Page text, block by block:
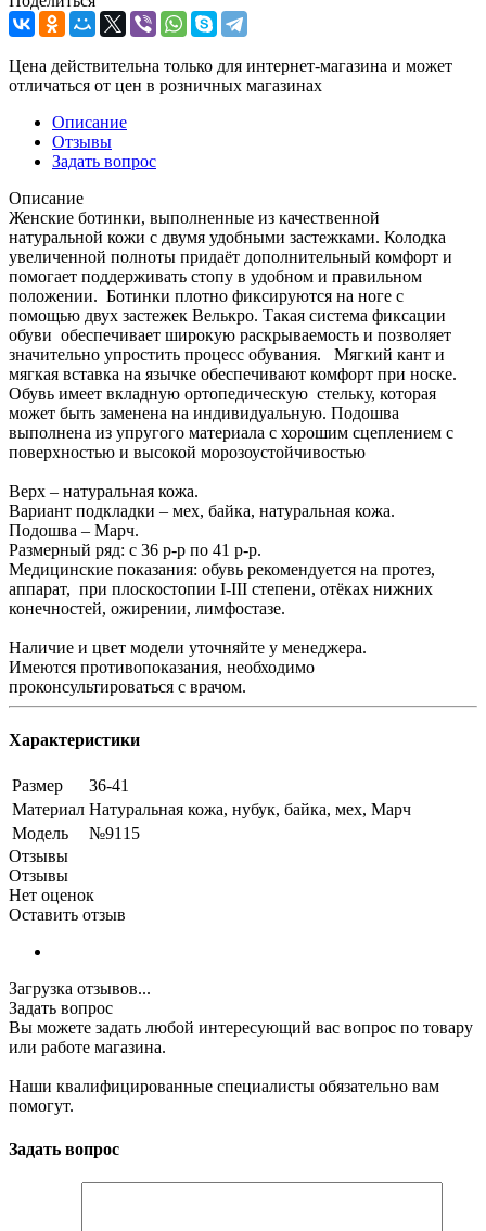
Цена действительна только для интернет-магазина и может
отличаться от цен в розничных магазинах
Описание
Отзывы
Задать вопрос
Описание
Женские ботинки, выполненные из качественной
натуральной кожи с двумя удобными застежками. Колодка
увеличенной полноты придаёт дополнительный комфорт и
помогает поддерживать стопу в удобном и правильном
положении. Ботинки плотно фиксируются на ноге с
помощью двух застежек Велькро. Такая система фиксации
обуви обеспечивает широкую раскрываемость и позволяет
значительно упростить процесс обувания. Мягкий кант и
мягкая вставка на язычке обеспечивают комфорт при носке.
Обувь имеет вкладную ортопедическую стельку, которая
может быть заменена на индивидуальную. Подошва
выполнена из упругого материала с хорошим сцеплением с
поверхностью и высокой морозоустойчивостью
Верх – натуральная кожа.
Вариант подкладки – мех, байка, натуральная кожа.
Подошва – Марч.
Размерный ряд: с 36 р-р по 41 р-р.
Медицинские показания: обувь рекомендуется на протез,
аппарат, при плоскостопии I-III степени, отёках нижних
конечностей, ожирении, лимфостазе.
Наличие и цвет модели уточняйте у менеджера.
Имеются противопоказания, необходимо
проконсультироваться с врачом.
Характеристики
Размер
36-41
Материал Натуральная кожа, нубук, байка, мех, Марч
Модель
№9115
Отзывы
Отзывы
Нет оценок
Оставить отзыв
Загрузка отзывов...
Задать вопрос
Вы можете задать любой интересующий вас вопрос по товару
или работе магазина.
Наши квалифицированные специалисты обязательно вам
помогут.
Задать вопрос